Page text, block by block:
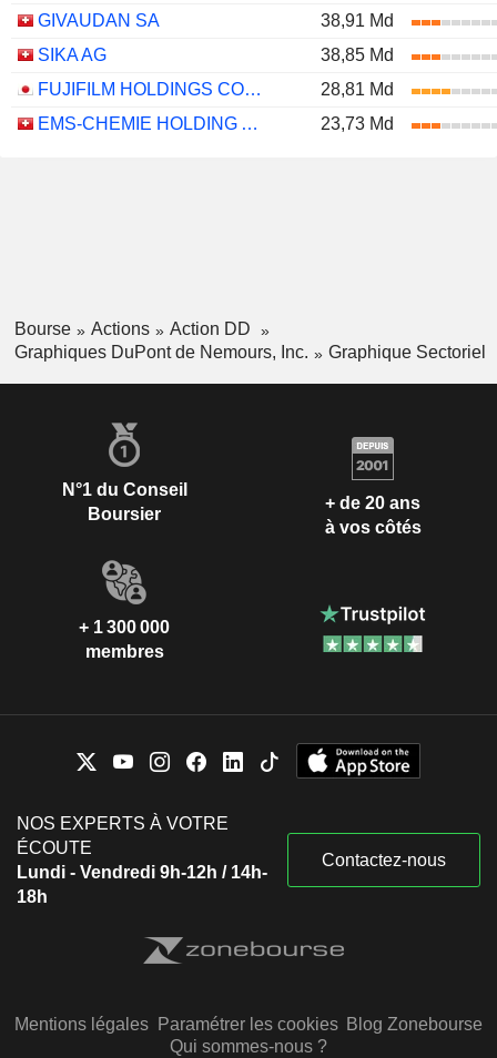
GIVAUDAN SA
38,91 Md
SIKA AG
38,85 Md
FUJIFILM HOLDINGS CORPORATION
28,81 Md
EMS-CHEMIE HOLDING AG
23,73 Md
Bourse Actions
Action DD
Graphiques DuPont de Nemours, Inc.
Graphique Sectoriel
N°1 du Conseil
Boursier
+ de 20 ans
à vos côtés
+ 1 300 000
membres
NOS EXPERTS À VOTRE
ÉCOUTE
Lundi - Vendredi 9h-12h / 14h-
18h
Contactez-nous
Mentions légales Paramétrer les cookies Blog Zonebourse
Qui sommes-nous ?